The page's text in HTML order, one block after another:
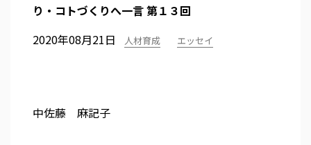
り・コトづくりへ一言第１３回
2020年08月21日
人材育成 エッセイ
中佐藤 麻記子